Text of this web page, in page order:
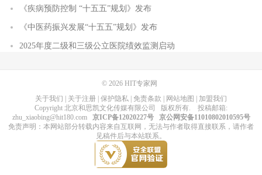
《疾病预防控制 “十五五”规划》发布
《中医药振兴发展“十五五”规划》发布
2025年度二级和三级公立医院绩效监测启动
© 2026 HIT专家网
关于我们
关于注册 保护隐私 免责条款 网站地图
加盟我们
Copyright 北京和思凯文化传媒有限公司 版权所有. 投稿邮箱:
zhu_xiaobing@hit180.com
京ICP备12020227号
京公网安备11010802010595号
免责声明：本网站部分转载内容来自互联网，无法与作者取得直接联系，请作者
见稿件后与本站联系。